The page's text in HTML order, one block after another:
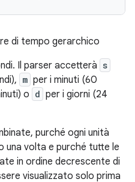
di tempo gerarchico
Il parser accetterà s
m per i minuti (60
o d per i giorni (24
purché ogni unità
una volta e purché tutte le
in ordine decrescente di
visualizzato solo prima